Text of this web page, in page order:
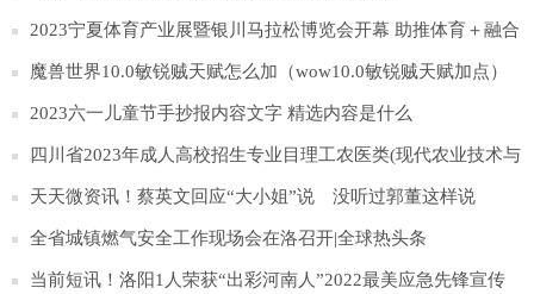
2023宁夏体育产业展暨银川马拉松博览会开幕 助推体育＋融合
发展-环球播报
魔兽世界10.0敏锐贼天赋怎么加（wow10.0敏锐贼天赋加点）
2023六一儿童节手抄报内容文字 精选内容是什么
四川省2023年成人高校招生专业目理工农医类(现代农业技术与
管理专科班)
天天微资讯！蔡英文回应“大小姐”说 没听过郭董这样说
全省城镇燃气安全工作现场会在洛召开|全球热头条
当前短讯！洛阳1人荣获“出彩河南人”2022最美应急先锋宣传